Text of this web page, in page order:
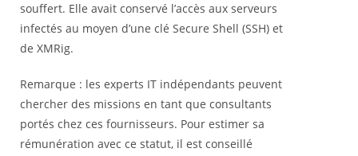
souffert. Elle avait conservé l’accès aux serveurs
infectés au moyen d’une clé Secure Shell (SSH) et
de XMRig.
Remarque : les experts IT indépendants peuvent
chercher des missions en tant que consultants
portés chez ces fournisseurs. Pour estimer sa
rémunération avec ce statut, il est conseillé